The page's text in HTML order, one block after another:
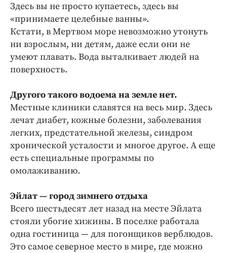
Издания
Медиаперсона
Интересное чтиво
Клиника года
Бренд года
Здесь вы не просто купаетесь, здесь вы
«принимаете целебные ванны».
Кстати, в Мертвом море невозможно утонуть
ни взрослым, ни детям, даже если они не
умеют плавать. Вода выталкивает людей на
поверхность.
Другого такого водоема на земле нет.
Местные клиники славятся на весь мир. Здесь
лечат диабет, кожные болезни, заболевания
легких, предстательной железы, синдром
хронической усталости и многое другое. А еще
есть специальные программы по
омолаживанию.
Эйлат — город зимнего отдыха
Всего шестьдесят лет назад на месте Эйлата
стояли убогие хижины. В поселке работала
одна гостиница — для погонщиков верблюдов.
Это самое северное место в мире, где можно